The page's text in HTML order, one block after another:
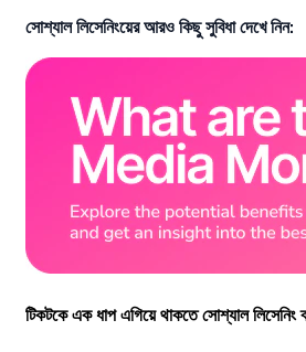
সোশ্যাল লিসেনিংয়ের আরও কিছু সুবিধা দেখে নিন:
টিকটকে এক ধাপ এগিয়ে থাকতে সোশ্যাল লিসেনিং